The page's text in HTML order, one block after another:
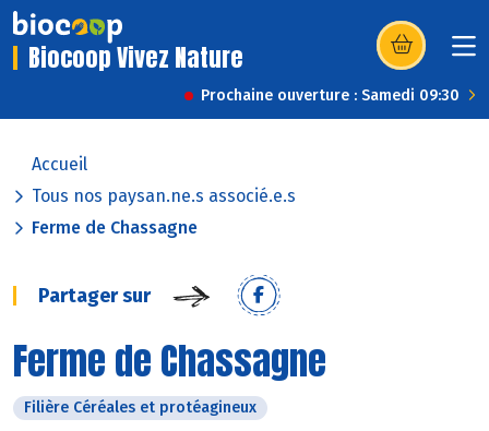
Biocoop Vivez Nature (s’ouvre dans
Prochaine ouverture : Samedi 09:30
Accueil
Tous nos paysan.ne.s associé.e.s
Ferme de Chassagne
Partager sur
Ferme de Chassagne
Filière Céréales et protéagineux